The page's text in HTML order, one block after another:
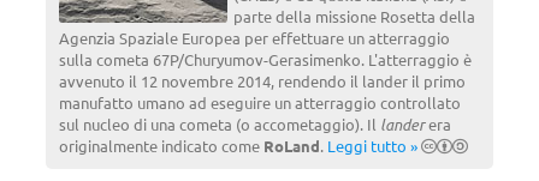
parte della missione Rosetta della
Agenzia Spaziale Europea per effettuare un atterraggio
sulla cometa 67P/Churyumov-Gerasimenko. L'atterraggio è
avvenuto il 12 novembre 2014, rendendo il lander il primo
manufatto umano ad eseguire un atterraggio controllato
sul nucleo di una cometa (o accometaggio). Il landerera
originalmente indicato come RoLand. Leggi tutto »